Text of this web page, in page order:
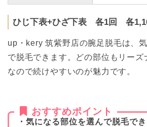
ひじ下表+ひざ下表 各1回 各
up・kery 筑紫野店の腕足脱毛は、
で脱毛できます。どの部位もリーズ
なので続けやすいのが魅力です。
おすすめポイント
・気になる部位を選んで脱毛でき